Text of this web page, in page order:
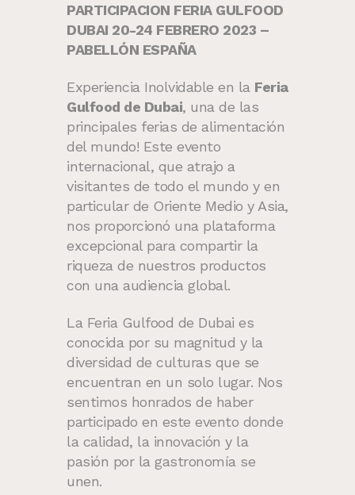
PARTICIPACION FERIA GULFOOD
DUBAI 20-24 FEBRERO 2023 –
PABELLÓN ESPAÑA
Experiencia Inolvidable en la Feria
Gulfood de Dubai, una de las
principales ferias de alimentación
del mundo! Este evento
internacional, que atrajo a
visitantes de todo el mundo y en
particular de Oriente Medio y Asia,
nos proporcionó una plataforma
excepcional para compartir la
riqueza de nuestros productos
con una audiencia global.
La Feria Gulfood de Dubai es
conocida por su magnitud y la
diversidad de culturas que se
encuentran en un solo lugar. Nos
sentimos honrados de haber
participado en este evento donde
la calidad, la innovación y la
pasión por la gastronomía se
unen.